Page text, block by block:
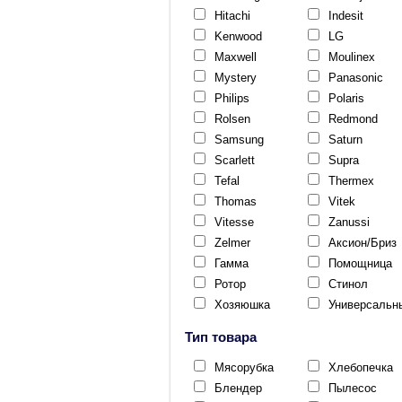
Hitachi
Indesit
Kenwood
LG
Maxwell
Moulinex
Mystery
Panasonic
Philips
Polaris
Rolsen
Redmond
Samsung
Saturn
Scarlett
Supra
Tefal
Thermex
Thomas
Vitek
Vitesse
Zanussi
Zelmer
Аксион/Бриз
Гамма
Помощница
Ротор
Стинол
Хозяюшка
Тип товара
Мясорубка
Хлебопечка
Блендер
Пылесос